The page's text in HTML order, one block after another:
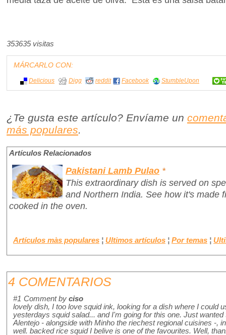
353635 visitas
MÁRCARLO CON:
Delicious Digg reddit Facebook StumbleUpon
¿Te gusta este artículo? Envíame un
más populares.
Artículos Relacionados
Pakistani Lamb Pulao *
This extraordinary dish is served on
and Northern India. See how it's made
cooked in the oven.
Artículos màs populares ¦ Ultimos artículos ¦ Por temas ¦
4 COMENTARIOS
#1 Comment by ciso
lovely dish, I too love squid ink, looking for a dish where I could
yesterdays squid salad... and I'm going for this one. Just
Alentejo - alongside with Minho the riechest regional cuisines -,
well. backed rice squid I belive is one of the favourites. Well,